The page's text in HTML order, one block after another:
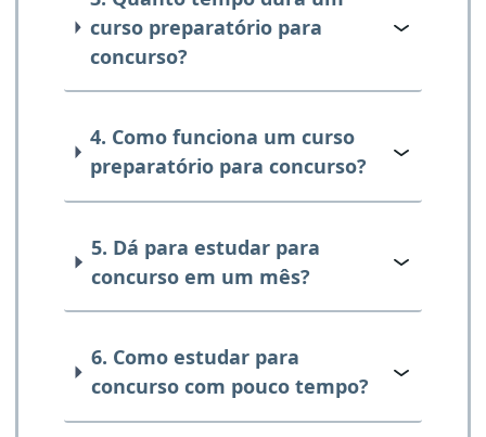
curso preparatório para
concurso?
4. Como funciona um curso
preparatório para concurso?
5. Dá para estudar para
concurso em um mês?
6. Como estudar para
concurso com pouco tempo?